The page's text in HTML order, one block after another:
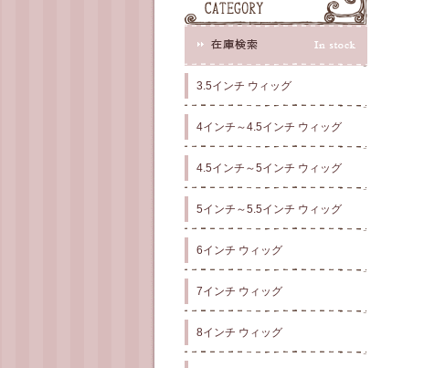
3.5インチ ウィッグ
4インチ～4.5インチ ウィッグ
4.5インチ～5インチ ウィッグ
5インチ～5.5インチ ウィッグ
6インチ ウィッグ
7インチ ウィッグ
8インチ ウィッグ